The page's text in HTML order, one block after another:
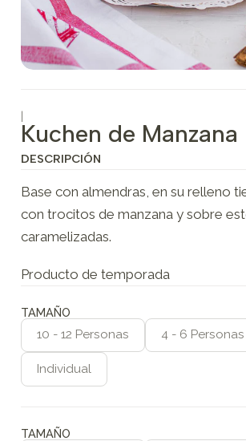
|
Kuchen de Manzana
DESCRIPCIÓN
Base con almendras, en su relleno
con trocitos de manzana y sobre
caramelizadas.
Producto de temporada
TAMAÑO
10 - 12 Personas 4 - 6 Personas
Individual
TAMAÑO